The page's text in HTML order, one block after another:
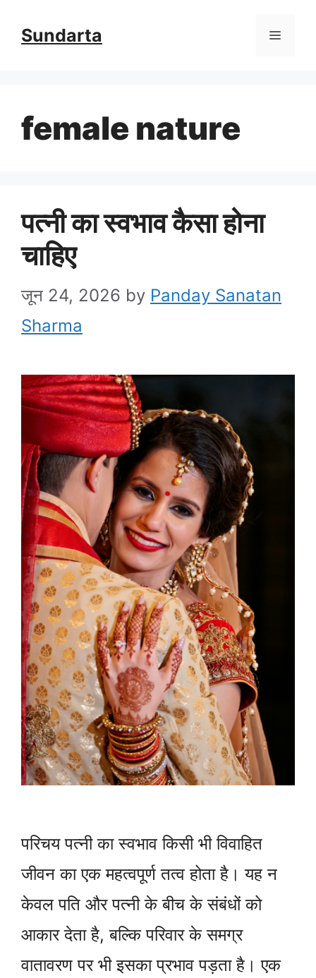
Sundarta Menu
female nature
पत्नी का स्वभाव कैसा होना
चाहिए
जून 24, 2026 by Panday Sanatan
Sharma
परिचय पत्नी का स्वभाव किसी भी विवाहित
जीवन का एक महत्वपूर्ण तत्व होता है। यह न
केवल पति और पत्नी के बीच के संबंधों को
आकार देता है, बल्कि परिवार के समग्र
वातावरण पर भी इसका प्रभाव पड़ता है। एक